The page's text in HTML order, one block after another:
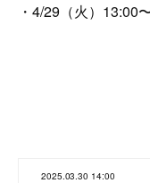
・4/29（火）13:00
2025.03.30 14:00